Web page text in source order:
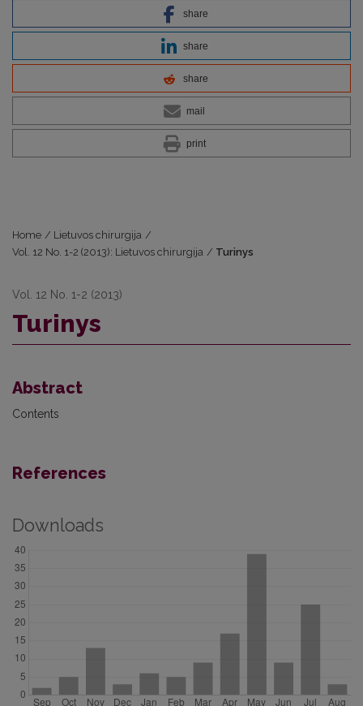
share
share
share
mail
print
Home / Lietuvos chirurgija /
Vol. 12 No. 1-2 (2013): Lietuvos chirurgija / Turinys
Vol. 12 No. 1-2 (2013)
Turinys
Abstract
Contents
References
Downloads